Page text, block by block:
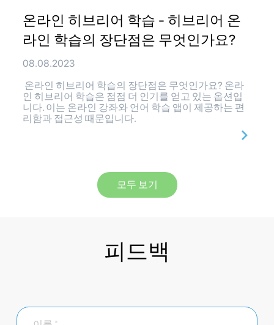
온라인 히브리어 학습 - 히브리어 온
라인 학습의 장단점은 무엇인가요?
08.08.2023
온라인 히브리어 학습의 장단점은 무엇인가요? 온라
인 히브리어 학습은 점점 더 인기를 얻고 있는 옵션입
니다. 이는 온라인 강좌와 언어 학습 앱이 제공하는 편
리함과 접근성 때문입니다.
모두 보기
피드백